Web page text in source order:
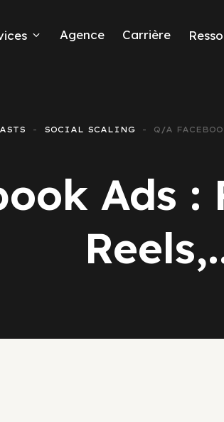
Agence Carrière
SOCIAL SCALING Q/A
Ads :